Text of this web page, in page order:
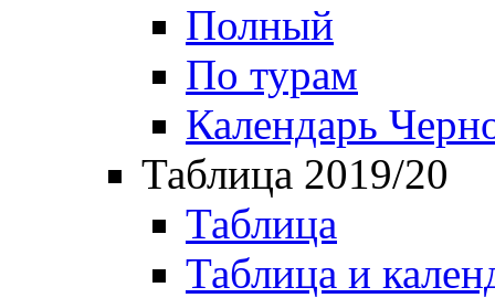
Полный
По турам
Календарь
Таблица 2019/20
Таблица
Таблица и